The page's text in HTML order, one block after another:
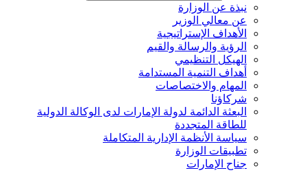
نبذة عن الوزارة
عن معالي الوزير
الأهداف الإستراتيجية
الرؤية والرسالة والقيم
الهيكل التنظيمي
أهداف التنمية المستدامة
المهام والاختصاصات
شركاؤنا
البعثة الدائمة لدولة الإمارات لدى الوكالة الدولية
للطاقة المتجددة
سياسة الأنظمة الإدارية المتكاملة
تطبيقات الوزارة
جناح الإمارات